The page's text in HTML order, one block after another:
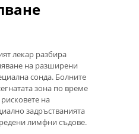
лекар разбира
на разширени
сонда. Болните
зона по време
на
задръстванията
лимфни съдове.